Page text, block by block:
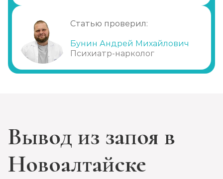
Лечение похмелья
от 1 500 ₽
Прокапаться от алкоголя
Статью проверил:
Бунин Андрей Михайлович
Психиатр-нарколог
Вывод из запоя в
Новоалтайске